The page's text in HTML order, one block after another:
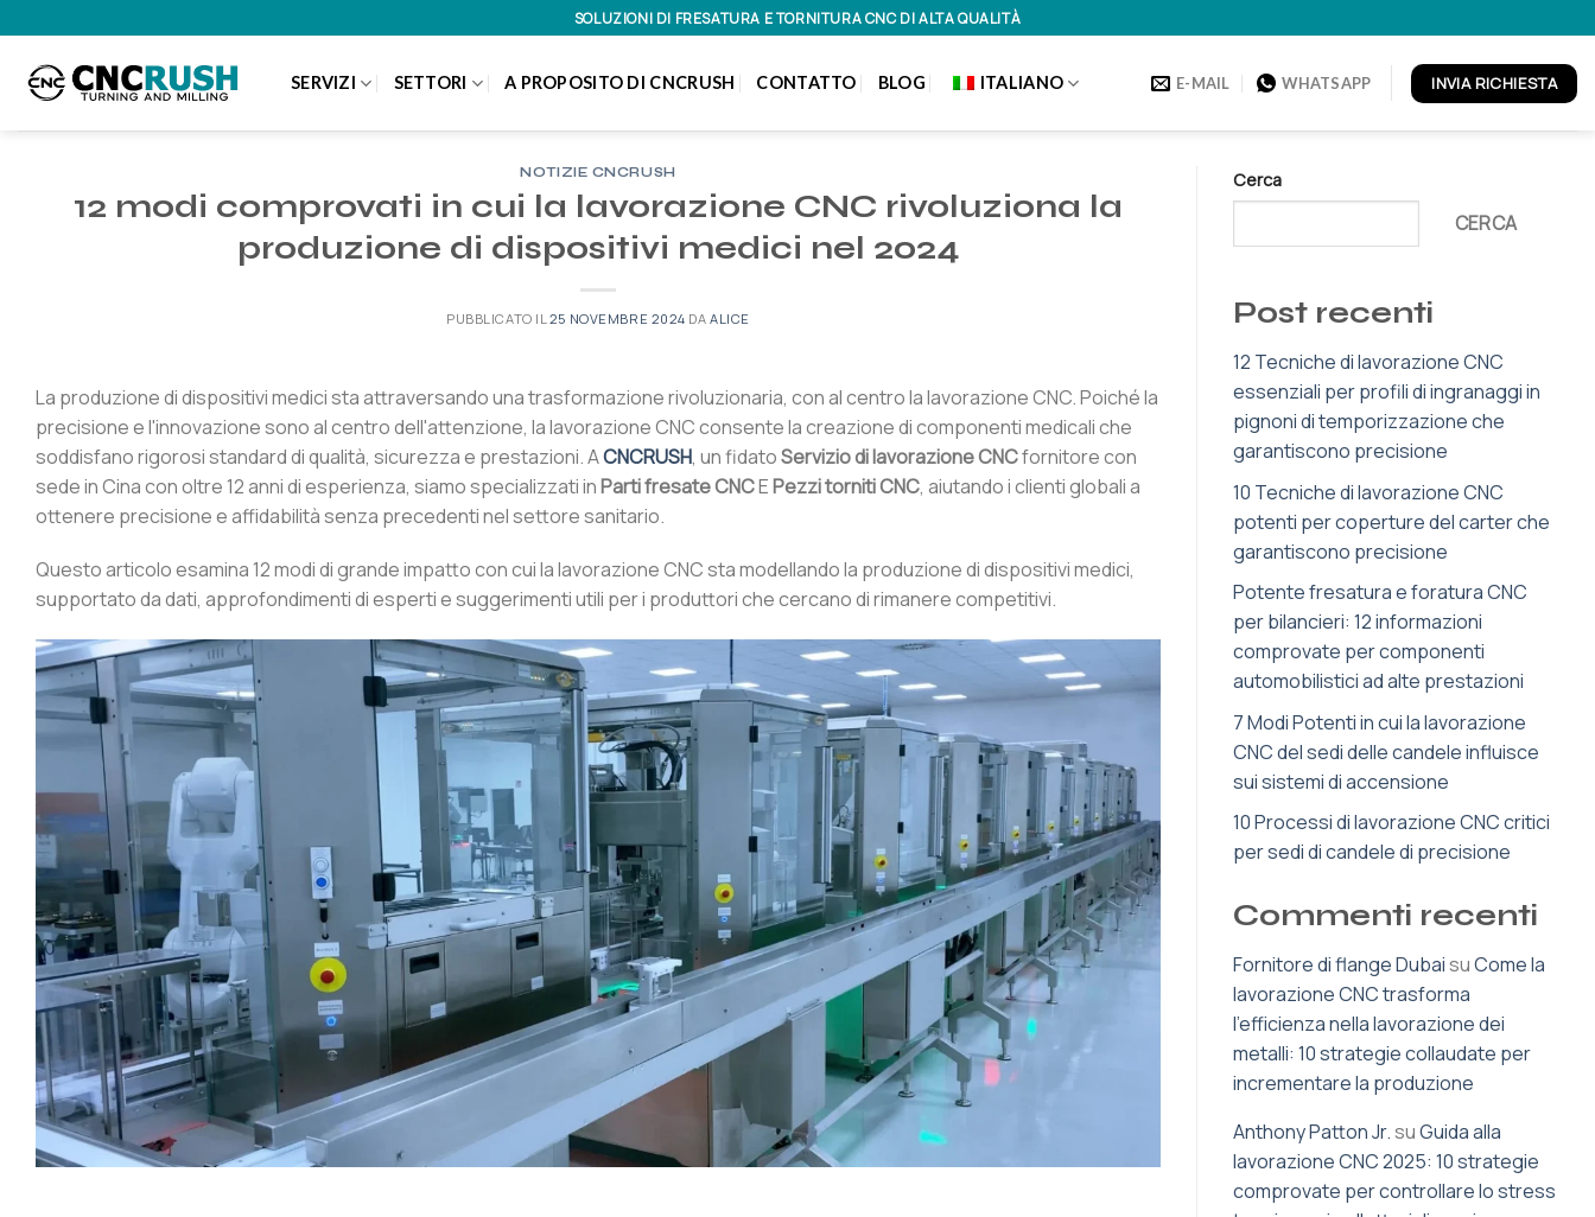
ai
contenuti
SOLUZIONI DI FRESATURA E TORNITURA CNC DI ALTA QUALITÀ
SERVIZI SETTORI A PROPOSITO DI CNCRUSH CONTATTO BLOG ITALIANO E-MAIL WHATSAPP INVIA RICHIESTA
NOTIZIE CNCRUSH
12 modi comprovati in cui la lavorazione CNC rivoluziona la
produzione di dispositivi medici nel 2024
PUBBLICATO IL 25 NOVEMBRE 2024 DAALICE
La produzione di dispositivi medici sta attraversando una trasformazione rivoluzionaria, con al centro la lavorazione CNC. Poiché la
precisione e l'innovazione sono al centro dell'attenzione, la lavorazione CNC consente la creazione di componenti medicali che
soddisfano rigorosi standard di qualità, sicurezza e prestazioni. ACNCRUSH, un fidatoServizio di lavorazione CNCfornitore con
sede in Cina con oltre 12 anni di esperienza, siamo specializzati inParti fresate CNCEPezzi torniti CNC, aiutando i clienti globali a
ottenere precisione e affidabilità senza precedenti nel settore sanitario.
Questo articolo esamina 12 modi di grande impatto con cui la lavorazione CNC sta modellando la produzione di dispositivi medici,
supportato da dati, approfondimenti di esperti e suggerimenti utili per i produttori che cercano di rimanere competitivi.
Cerca
CERCA
Post recenti
12 Tecniche di lavorazione CNC
essenziali per profili di ingranaggi in
pignoni di temporizzazione che
garantiscono precisione
10 Tecniche di lavorazione CNC
potenti per coperture del carter che
garantiscono precisione
Potente fresatura e foratura CNC
per bilancieri: 12 informazioni
comprovate per componenti
automobilistici ad alte prestazioni
7 Modi Potenti in cui la lavorazione
CNC del sedi delle candele influisce
sui sistemi di accensione
10 Processi di lavorazione CNC critici
per sedi di candele di precisione
Commenti recenti
Fornitore di flange DubaisuCome la
lavorazione CNC trasforma
l'efficienza nella lavorazione dei
metalli: 10 strategie collaudate per
incrementare la produzione
Anthony Patton Jr.suGuida alla
lavorazione CNC 2025: 10 strategie
comprovate per controllare lo stress